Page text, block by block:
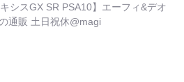
シスGX SR PSA10】エーフィ&デオ
通販 土日祝休@magi